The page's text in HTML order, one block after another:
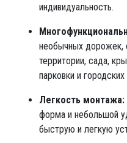
индивидуальность.
необычных дорожек,
территории, сада,
парковки и
Легкость монтажа:
форма и небольшой
быструю и легкую